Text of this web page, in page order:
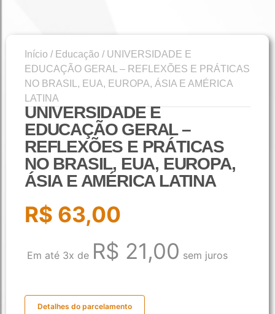
Início / Educação / UNIVERSIDADE E
EDUCAÇÃO GERAL – REFLEXÕES E PRÁTICAS
NO BRASIL, EUA, EUROPA, ÁSIA E AMÉRICA
LATINA
UNIVERSIDADE E
EDUCAÇÃO GERAL –
REFLEXÕES E PRÁTICAS
NO BRASIL, EUA, EUROPA,
ÁSIA E AMÉRICA LATINA
R$ 63,00
Em até 3x de R$ 21,00 sem juros
Detalhes do parcelamento